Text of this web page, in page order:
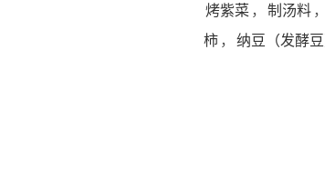
烤紫菜 ， 制汤料 ，
柿 ， 纳豆（发酵豆